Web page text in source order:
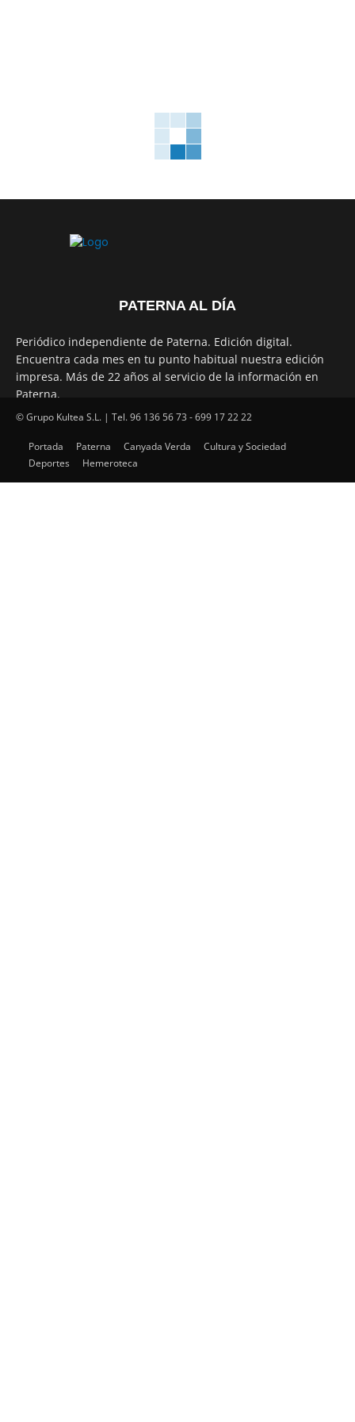
PATERNA AL DÍA
Periódico independiente de Paterna. Edición digital.
Encuentra cada mes en tu punto habitual nuestra edición
impresa. Más de 22 años al servicio de la información en
Paterna.
© Grupo Kultea S.L. | Tel. 96 136 56 73 - 699 17 22 22
Portada Paterna Canyada Verda
Cultura y Sociedad
Deportes
Hemeroteca